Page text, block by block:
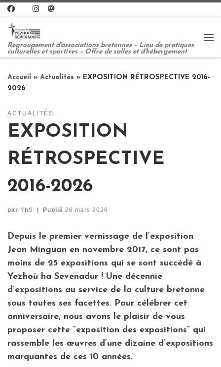
Passer au contenu
Regroupement d'associations bretonnes – Lieu de pratiques
culturelles et sportives – Offre de salles et d'hébergement
Accueil » Actualités » EXPOSITION RÉTROSPECTIVE 2016-
2026
ACTUALITÉS
EXPOSITION
RÉTROSPECTIVE
2016-2026
par YhS Publié 26 mars 2026
Depuis le premier vernissage de l’exposition
Jean Minguan en novembre 2017, ce sont pas
moins de 25 expositions qui se sont succédé à
Yezhoù ha Sevenadur ! Une décennie
d’expositions au service de la culture bretonne
sous toutes ses facettes. Pour célébrer cet
anniversaire, nous avons le plaisir de vous
proposer cette “exposition des expositions” qui
rassemble les œuvres d’une dizaine d’expositions
marquantes de ces 10 années.